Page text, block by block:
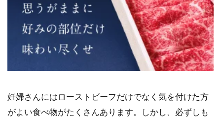
妊婦さんにはローストビーフだけでなく気を付けた方
がよい食べ物がたくさんあります。しかし、必ずしも